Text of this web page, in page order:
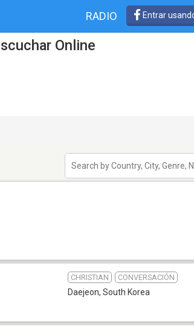
RADIO Entrar
Online
CHRISTIAN CONVERSACIÓN
Daejeon, South Korea